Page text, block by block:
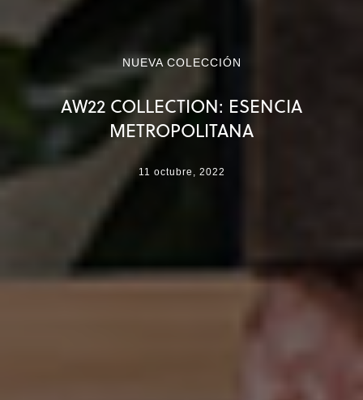
NUEVA COLECCIÓN
AW22 COLLECTION: ESENCIA
METROPOLITANA
11 octubre, 2022